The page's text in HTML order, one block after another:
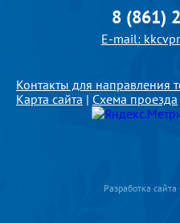
8 (861)
E-mail:
Контакты для направления
Карта сайта | Схема проезда
Разработка